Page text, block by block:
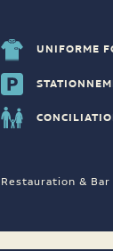
UNIFORME
Restauration &